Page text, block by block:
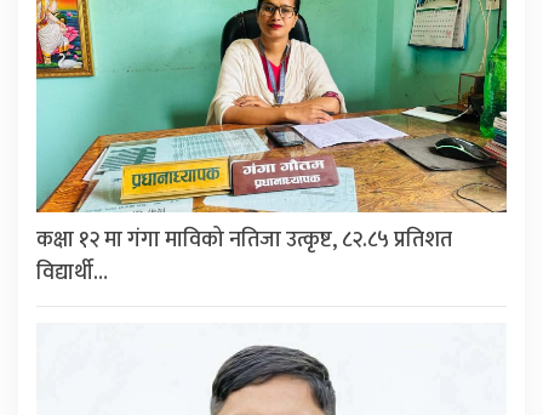
कक्षा १२ मा गंगा माविको नतिजा उत्कृष्ट, ८२.८५ प्रतिशत
विद्यार्थी…